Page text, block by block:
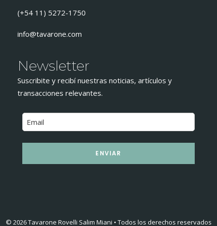
(+54 11) 5272-1750
info@tavarone.com
Newsletter
Suscribite y recibí nuestras noticias, artículos y
transacciones relevantes.
ENVIAR
© 2026 Tavarone Rovelli Salim Miani • Todos los derechos reservados